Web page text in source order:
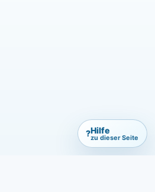
?Hilfe
zu dieser Seite